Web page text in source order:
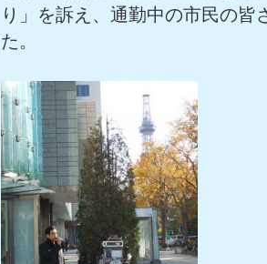
り」を訴え、通勤中の市民の
た。